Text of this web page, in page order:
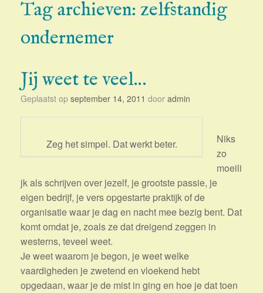
Tag archieven:zelfstandig
ondernemer
Jij weet te veel…
Geplaatst op september 14, 2011 door admin
Zeg het simpel. Dat werkt beter.
Niks
zo
moeili
jk als schrijven over jezelf, je grootste passie, je
eigen bedrijf, je vers opgestarte praktijk of de
organisatie waar je dag en nacht mee bezig bent. Dat
komt omdat je, zoals ze dat dreigend zeggen in
westerns, teveel weet.
Je weet waarom je begon, je weet welke
vaardigheden je zwetend en vloekend hebt
opgedaan, waar je de mist in ging en hoe je dat toen